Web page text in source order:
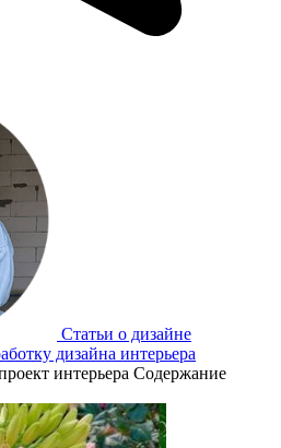
Статьи о дизайне
дизайна интерьера
интерьера Содержание